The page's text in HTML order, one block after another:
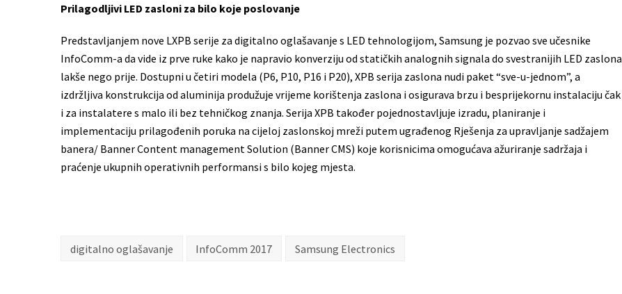
Prilagodljivi LED zasloni za bilo koje poslovanje
Predstavljanjem nove LXPB serije za digitalno oglašavanje s LED tehnologijom, Samsung je pozvao sve učesnike
InfoComm-a da vide iz prve ruke kako je napravio konverziju od statičkih analognih signala do svestranijih LED zaslona
lakše nego prije. Dostupni u četiri modela (P6, P10, P16 i P20), XPB serija zaslona nudi paket “sve-u-jednom”, a
izdržljiva konstrukcija od aluminija produžuje vrijeme korištenja zaslona i osigurava brzu i besprijekornu instalaciju čak
i za instalatere s malo ili bez tehničkog znanja. Serija XPB također pojednostavljuje izradu, planiranje i
implementaciju prilagođenih poruka na cijeloj zaslonskoj mreži putem ugrađenog Rješenja za upravljanje sadžajem
banera/ Banner Content management Solution (Banner CMS) koje korisnicima omogućava ažuriranje sadržaja i
praćenje ukupnih operativnih performansi s bilo kojeg mjesta.
digitalno oglašavanje InfoComm 2017 Samsung Electronics